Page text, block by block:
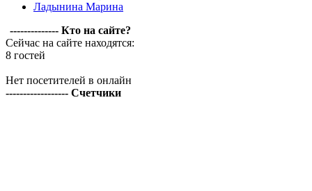
Ладынина Марина
-------------- Кто на сайте?
Сейчас на сайте находятся:
8 гостей
Нет посетителей в онлайн
------------------ Счетчики